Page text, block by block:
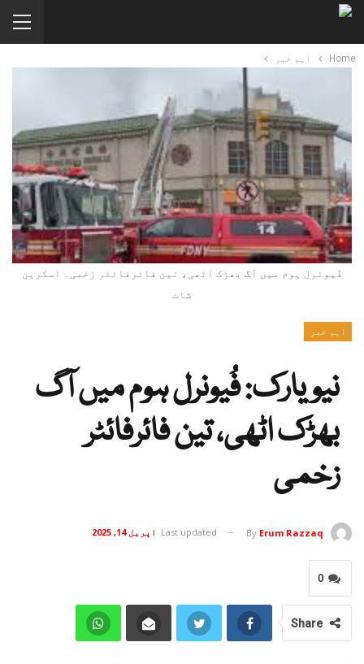
Home اہم خبر
فُیونرل ہوم میں آگ بھڑک اٹھی، تین فائرفائٹر زخمی۔ اسکرین
شاٹ
اہم خبر
نیویارک: فُیونرل ہوم میں آگ
بھڑک اٹھی، تین فائرفائٹر
زخمی
By Erum Razzaq
Last updated اپریل 14, 2025
0
Share